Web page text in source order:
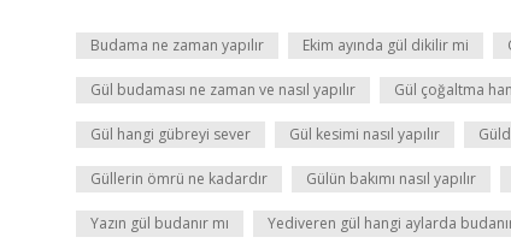
Budama ne zaman yapılır Ekim ayında gül dikilir mi
Gül budaması ne zaman ve nasıl yapılır Gül çoğaltma
Gül hangi gübreyi sever Gül kesimi nasıl yapılır
Güllerin ömrü ne kadardır Gülün bakımı nasıl yapılır
Yazın gül budanır mı Yediveren gül hangi aylarda